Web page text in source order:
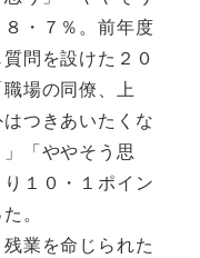
・７％。前年度
問を設けた２０
場の同僚、上
つきあいたくな
「ややそう思
１０・１ポイン
。
業を命じられた